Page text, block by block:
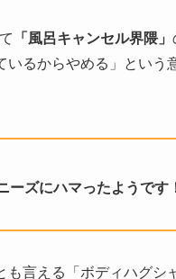
「風呂キャンセル界隈」
いるからやめる」とい
ーズにハマったようです
言える「ボディハグシ